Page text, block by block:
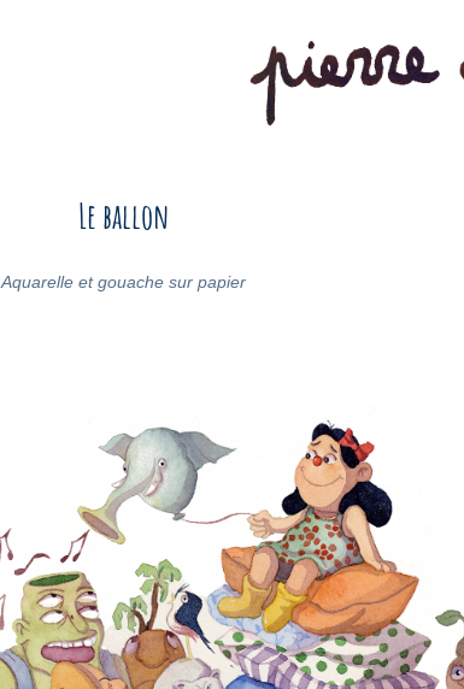
Le ballon
Aquarelle et gouache sur papier